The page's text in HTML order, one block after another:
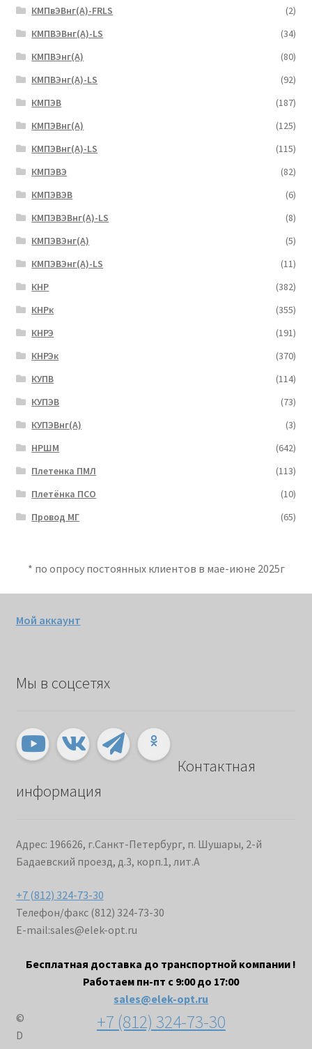
КМПвЭВнг(А)-FRLS
(2)
КМПВЭВнг(А)-LS
(34)
КМПВЭнг(А)
(80)
КМПВЭнг(А)-LS
(92)
КМПЭВ
(187)
КМПЭВнг(А)
(125)
КМПЭВнг(А)-LS
(115)
КМПЭВЭ
(82)
КМПЭВЭВ
(6)
КМПЭВЭВнг(А)-LS
(8)
КМПЭВЭнг(А)
(5)
КМПЭВЭнг(А)-LS
(11)
КНР
(382)
КНРк
(355)
КНРЭ
(191)
КНРЭк
(370)
КУПВ
(114)
КУПЭВ
(73)
КУПЭВнг(А)
(3)
НРШМ
(642)
Плетенка ПМЛ
(113)
Плетёнка ПСО
(10)
Провод МГ
(65)
* по опросу постоянных клиентов в мае-июне 2025г
Мой аккаунт
Мы в соцсетях
Контактная
информация
Адрес: 196626, г.Санкт-Петербург, п. Шушары, 2-й
Бадаевский проезд, д.3, корп.1, лит.А
+7 (812) 324-73-30
Телефон/факс (812) 324-73-30
E-mail:sales@elek-opt.ru
Бесплатная доставка до транспортной компании !
Работаем пн-пт с 9:00 до 17:00
sales@elek-opt.ru
+7 (812) 324-73-30
©
D